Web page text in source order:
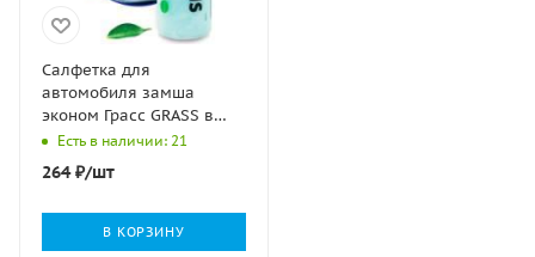
Салфетка для
автомобиля замша
эконом Грасс GRASS в
тубе 1/100
Есть в наличии: 21
264₽/шт
В КОРЗИНУ